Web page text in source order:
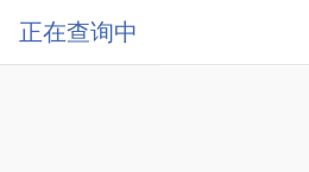
正在查询中